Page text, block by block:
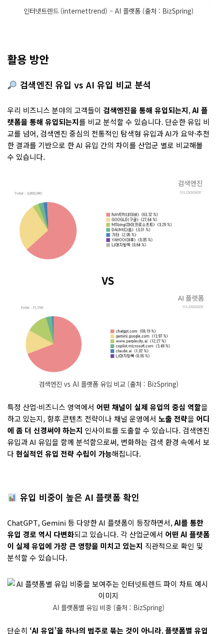
인터넷트렌드 (internettrend) – AI 플랫폼 (출처 : BizSpring)
활용 방안
검색엔진 유입 vs AI 유입 비교 분석
우리 비즈니스 분야의 고객들이 검색엔진을 통해 유입되는지,AI 플
랫폼을 통해 유입되는지를 비교 분석할 수 있습니다. 단순한 유입 비
교를 넘어, 검색엔진 중심의 전통적인 탐색형 유입과 AI가 요약·추천
한 결과를 기반으로 한 AI 유입 간의 차이를 산업군 별로 비교해볼
수 있습니다.
검색엔진 vs AI 플랫폼 유입 비교 (출처 : BizSpring)
특정 산업·비즈니스 영역에서 어떤 채널이 실제 유입의 중심 역할을
하고 있는지, 향후 콘텐츠 전략이나 채널 운영에서 노출 전략을 어디
에 좀 더 신경써야 하는지 인사이트를 도출할 수 있습니다. 검색엔진
유입과 AI 유입을 함께 분석함으로써, 변화하는 검색 환경 속에서 보
다현실적인 유입 전략 수립이 가능해집니다.
유입 비중이 높은 AI 플랫폼 확인
ChatGPT, Gemini 등 다양한 AI 플랫폼이 등장하면서,AI를 통한
유입 경로 역시 다변화되고 있습니다. 각 산업군에서 어떤 AI 플랫폼
이 실제 유입에 가장 큰 영향을 미치고 있는지 직관적으로 확인 및
분석할 수 있습니다.
AI 플랫폼별 유입 비중 (출처 : BizSpring)
단순히 ‘AI 유입’을 하나의 범주로 묶는 것이 아니라,플랫폼별 유입